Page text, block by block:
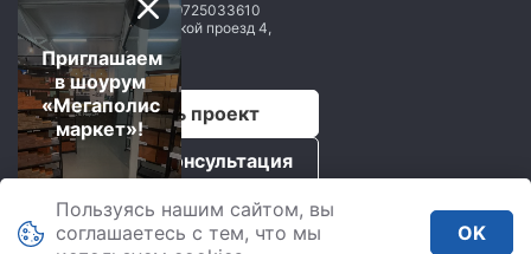
Пользуясь нашим сайтом, вы
соглашаетесь с тем, что мы
OK
ООО Мегаполис ИНН: 9725033610
119071, Москва ,2 Донской проезд 4,
строение 1, пом. 435
Рассчитать проект
Бесплатная консультация
Мегаполис © 2026.
Все права защищены.
Приглашаем
в шоурум
«Мегаполис
маркет»!